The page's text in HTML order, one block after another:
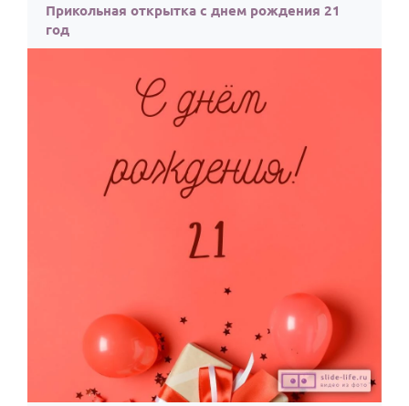
Прикольная открытка с днем рождения 21
год